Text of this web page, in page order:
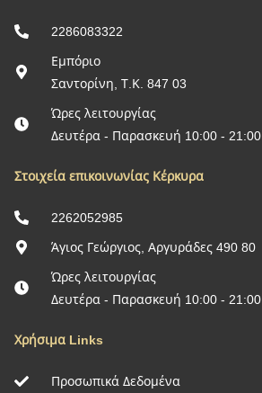
2286083322
Εμπόριο
Σαντορίνη, Τ.Κ. 847 03
Ώρες λειτουργίας
Δευτέρα - Παρασκευή 10:00 - 21:00
Στοιχεία επικοινωνίας Κέρκυρα
2262052985
Άγιος Γεώργιος, Αργυράδες 490 80
Ώρες λειτουργίας
Δευτέρα - Παρασκευή 10:00 - 21:00
Χρήσιμα Links
Προσωπικά Δεδομένα